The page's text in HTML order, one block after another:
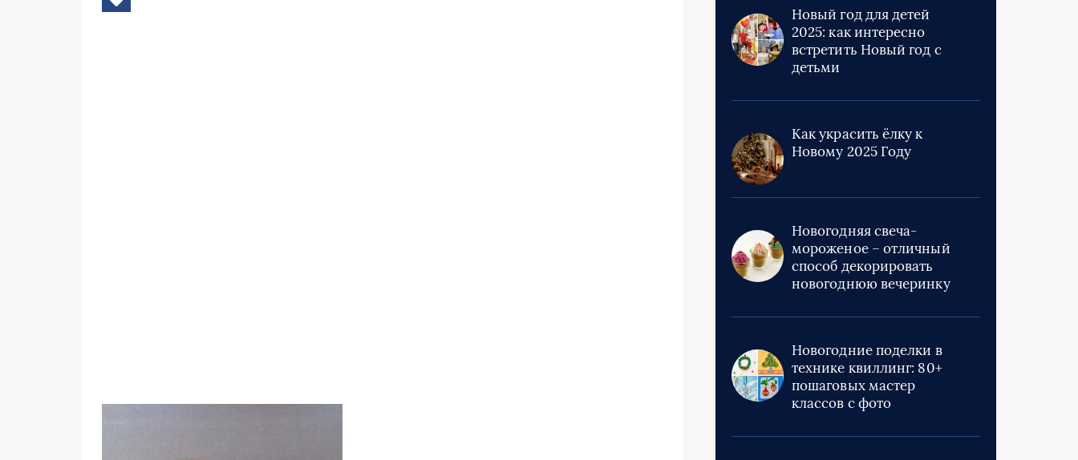
Новый год для детей
2025: как интересно
встретить Новый год с
детьми
Как украсить ёлку к
Новому 2025 Году
Новогодняя свеча-
мороженое – отличный
способ декорировать
новогоднюю вечеринку
Новогодние поделки в
технике квиллинг: 80+
пошаговых мастер
классов с фото